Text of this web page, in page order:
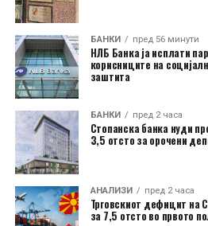
БАНКИ пред 56 минути
НЛБ Банка ја исплати
корисниците на
заштита
БАНКИ пред 2 часа
Стопанска банка нуди
3,5 отсто за орочени
АНАЛИЗИ пред 2 часа
Трговскиот дефицит на
за 7,5 отсто во првото